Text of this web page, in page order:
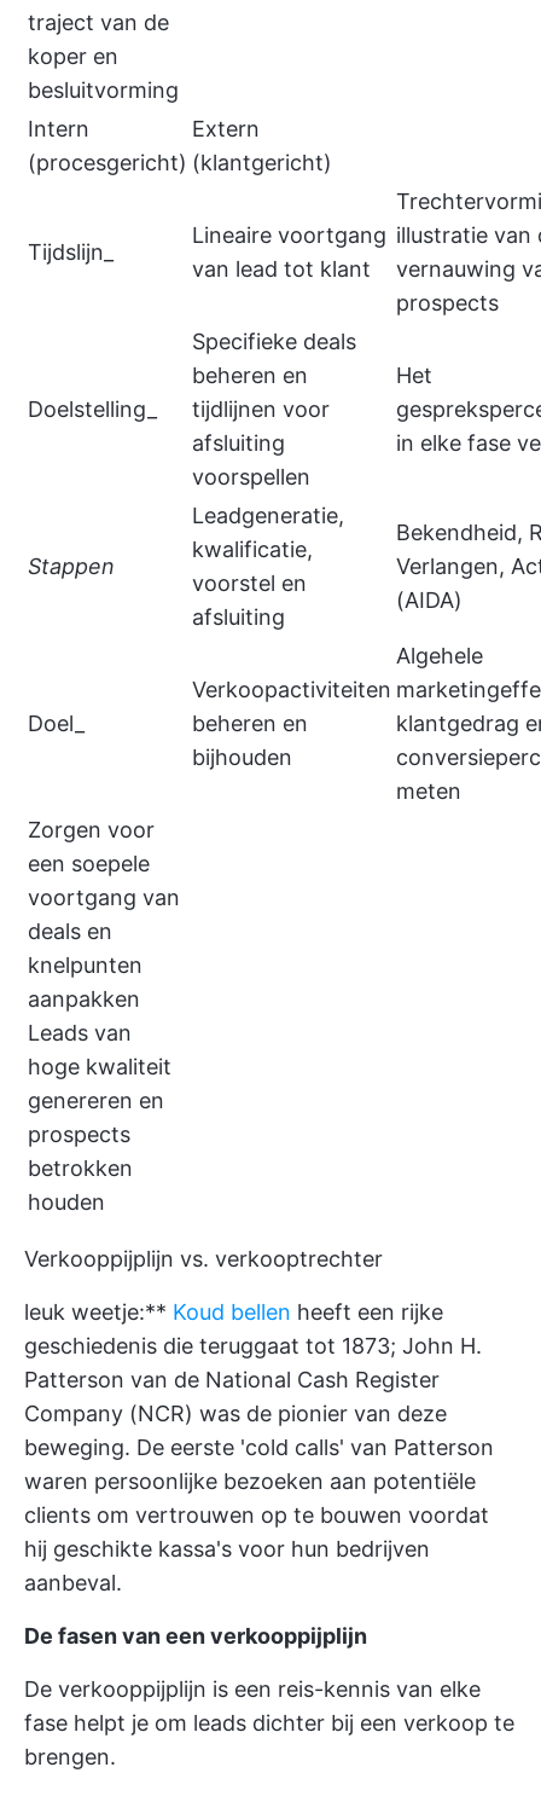
traject van de
koper en
besluitvorming
Intern
(procesgericht)
Extern
(klantgericht)
Tijdslijn_
Lineaire voortgang
van lead tot klant
illustratie van
vernauwing
prospects
Doelstelling_
Specifieke deals
beheren en
tijdlijnen voor
afsluiting
voorspellen
Het
in elke fase
Stappen
Leadgeneratie,
kwalificatie,
voorstel en
afsluiting
Bekendheid,
Verlangen,
(AIDA)
Doel_
Verkoopactiviteiten
beheren en
bijhouden
Algehele
klantgedrag
meten
Zorgen voor
een soepele
voortgang van
deals en
knelpunten
aanpakken
Leads van
hoge kwaliteit
genereren en
prospects
betrokken
houden
Verkooppijplijn vs. verkooptrechter
leuk weetje:** Koud bellen heeft een rijke
geschiedenis die teruggaat tot 1873; John H.
Patterson van de National Cash Register
Company (NCR) was de pionier van deze
beweging. De eerste 'cold calls' van Patterson
waren persoonlijke bezoeken aan potentiële
clients om vertrouwen op te bouwen voordat
hij geschikte kassa's voor hun bedrijven
aanbeval.
De fasen van een verkooppijplijn
De verkooppijplijn is een reis-kennis van elke
fase helpt je om leads dichter bij een verkoop te
brengen.